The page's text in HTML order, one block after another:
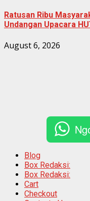
Ratusan Ribu
Undangan Upacara
August 6, 2026
Blog
Box Redaksi:
Box Redaksi:
Cart
Checkout